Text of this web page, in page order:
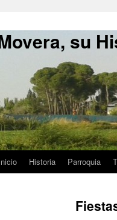
su
Historia Parroquia